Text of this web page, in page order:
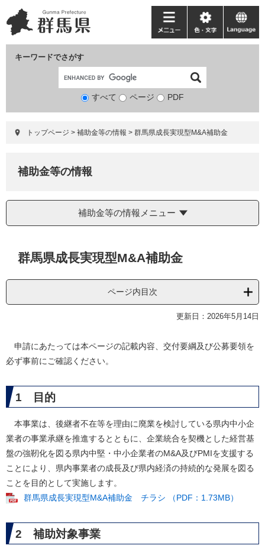
ー
ジ
ニ
ュ
て
キーワードでさがす
検
象
すべて ページ PDF
メ
ニ
ー
色・
文
language
トップページ > 補助金等の情報 > 群馬県成長実現型M&A補助金
補助金等の情報
補助金等の情報メニュー
群馬県成長実現型M&A補助金
ページ内目次
更新日：2026年5月14日
申請にあたっては本ページの記載内容、交付要綱及び公募要領を
必ず事前にご確認ください。
1 目的
本事業は、後継者不在等を理由に廃業を検討している県内中小企
業者の事業承継を推進するとともに、企業統合を契機とした経営基
盤の強靭化を図る県内中堅・中小企業者のM&A及びPMIを支援する
ことにより、県内事業者の成長及び県内経済の持続的な発展を図る
ことを目的として実施します。
群馬県成長実現型M&A補助金 チラシ （PDF：1.73MB）
2 補助対象事業